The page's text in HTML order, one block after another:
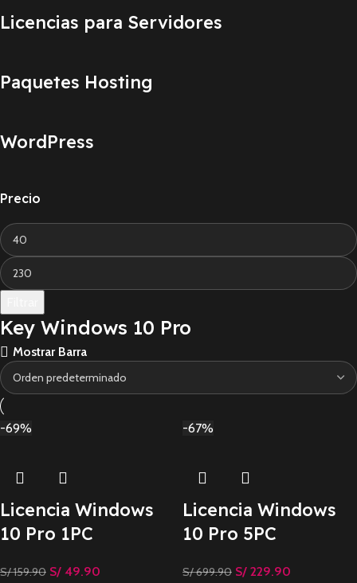
Licencias para Servidores
Paquetes Hosting
WordPress
Precio
Key Windows 10 Pro
Mostrar Barra
-69%
Licencia Windows
10 Pro 1PC
S/159.90 S/ 49.90
-67%
Licencia Windows
10 Pro 5PC
S/699.90 S/ 229.90